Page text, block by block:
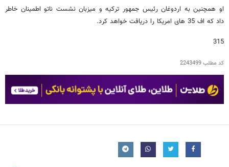
او همچنین به اردوغان رئیس جمهور ترکیه و میزبان نشست ناتو اطمینان خاطر
داد که اف 35 های امریکا را دریافت خواهد کرد.
315
کد مطلب2243499